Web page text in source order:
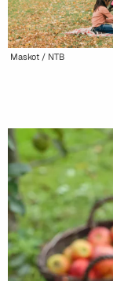
Maskot / NTB